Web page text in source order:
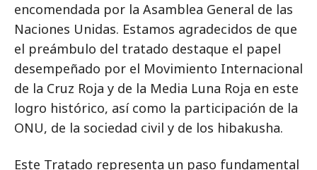
encomendada por la Asamblea General de las
Naciones Unidas. Estamos agradecidos de que
el preámbulo del tratado destaque el papel
desempeñado por el Movimiento Internacional
de la Cruz Roja y de la Media Luna Roja en este
logro histórico, así como la participación de la
ONU, de la sociedad civil y de los hibakusha.
Este Tratado representa un paso fundamental